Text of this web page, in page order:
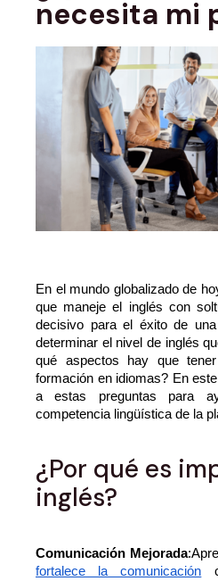
necesita mi
En el mundo globalizado de
que maneje el inglés con
decisivo para el éxito de
determinar el nivel de inglés
qué aspectos hay que
formación en idiomas? En
a estas preguntas para
competencia lingüística de la
¿Por qué es
inglés?
Comunicación Mejorada
fortalece la comunicación